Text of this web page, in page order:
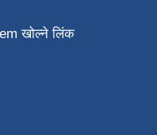
खोल्ने लिंक